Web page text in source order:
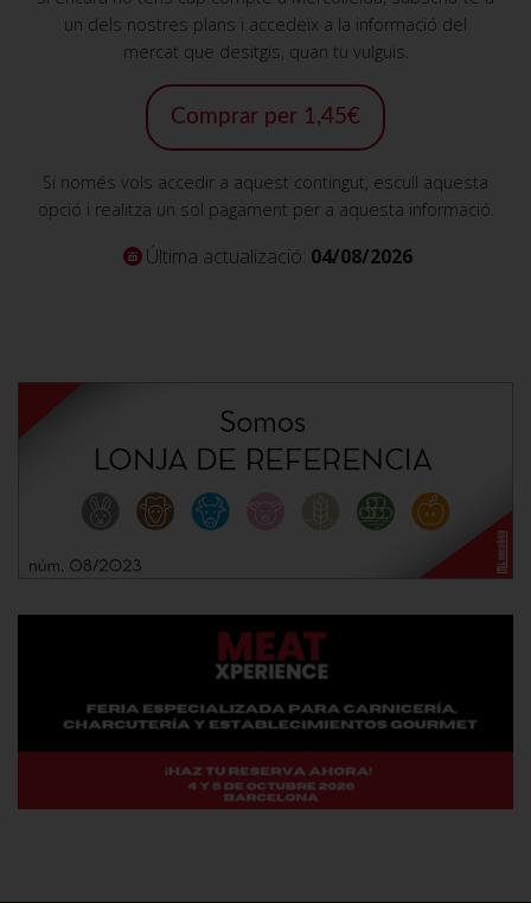
un dels nostres plans i accedeix a la informació del
mercat que desitgis, quan tu vulguis.
Comprar per 1,45€
Si només vols accedir a aquest contingut, escull aquesta
opció i realitza un sol pagament per a aquesta informació.
Última actualizació: 04/08/2026